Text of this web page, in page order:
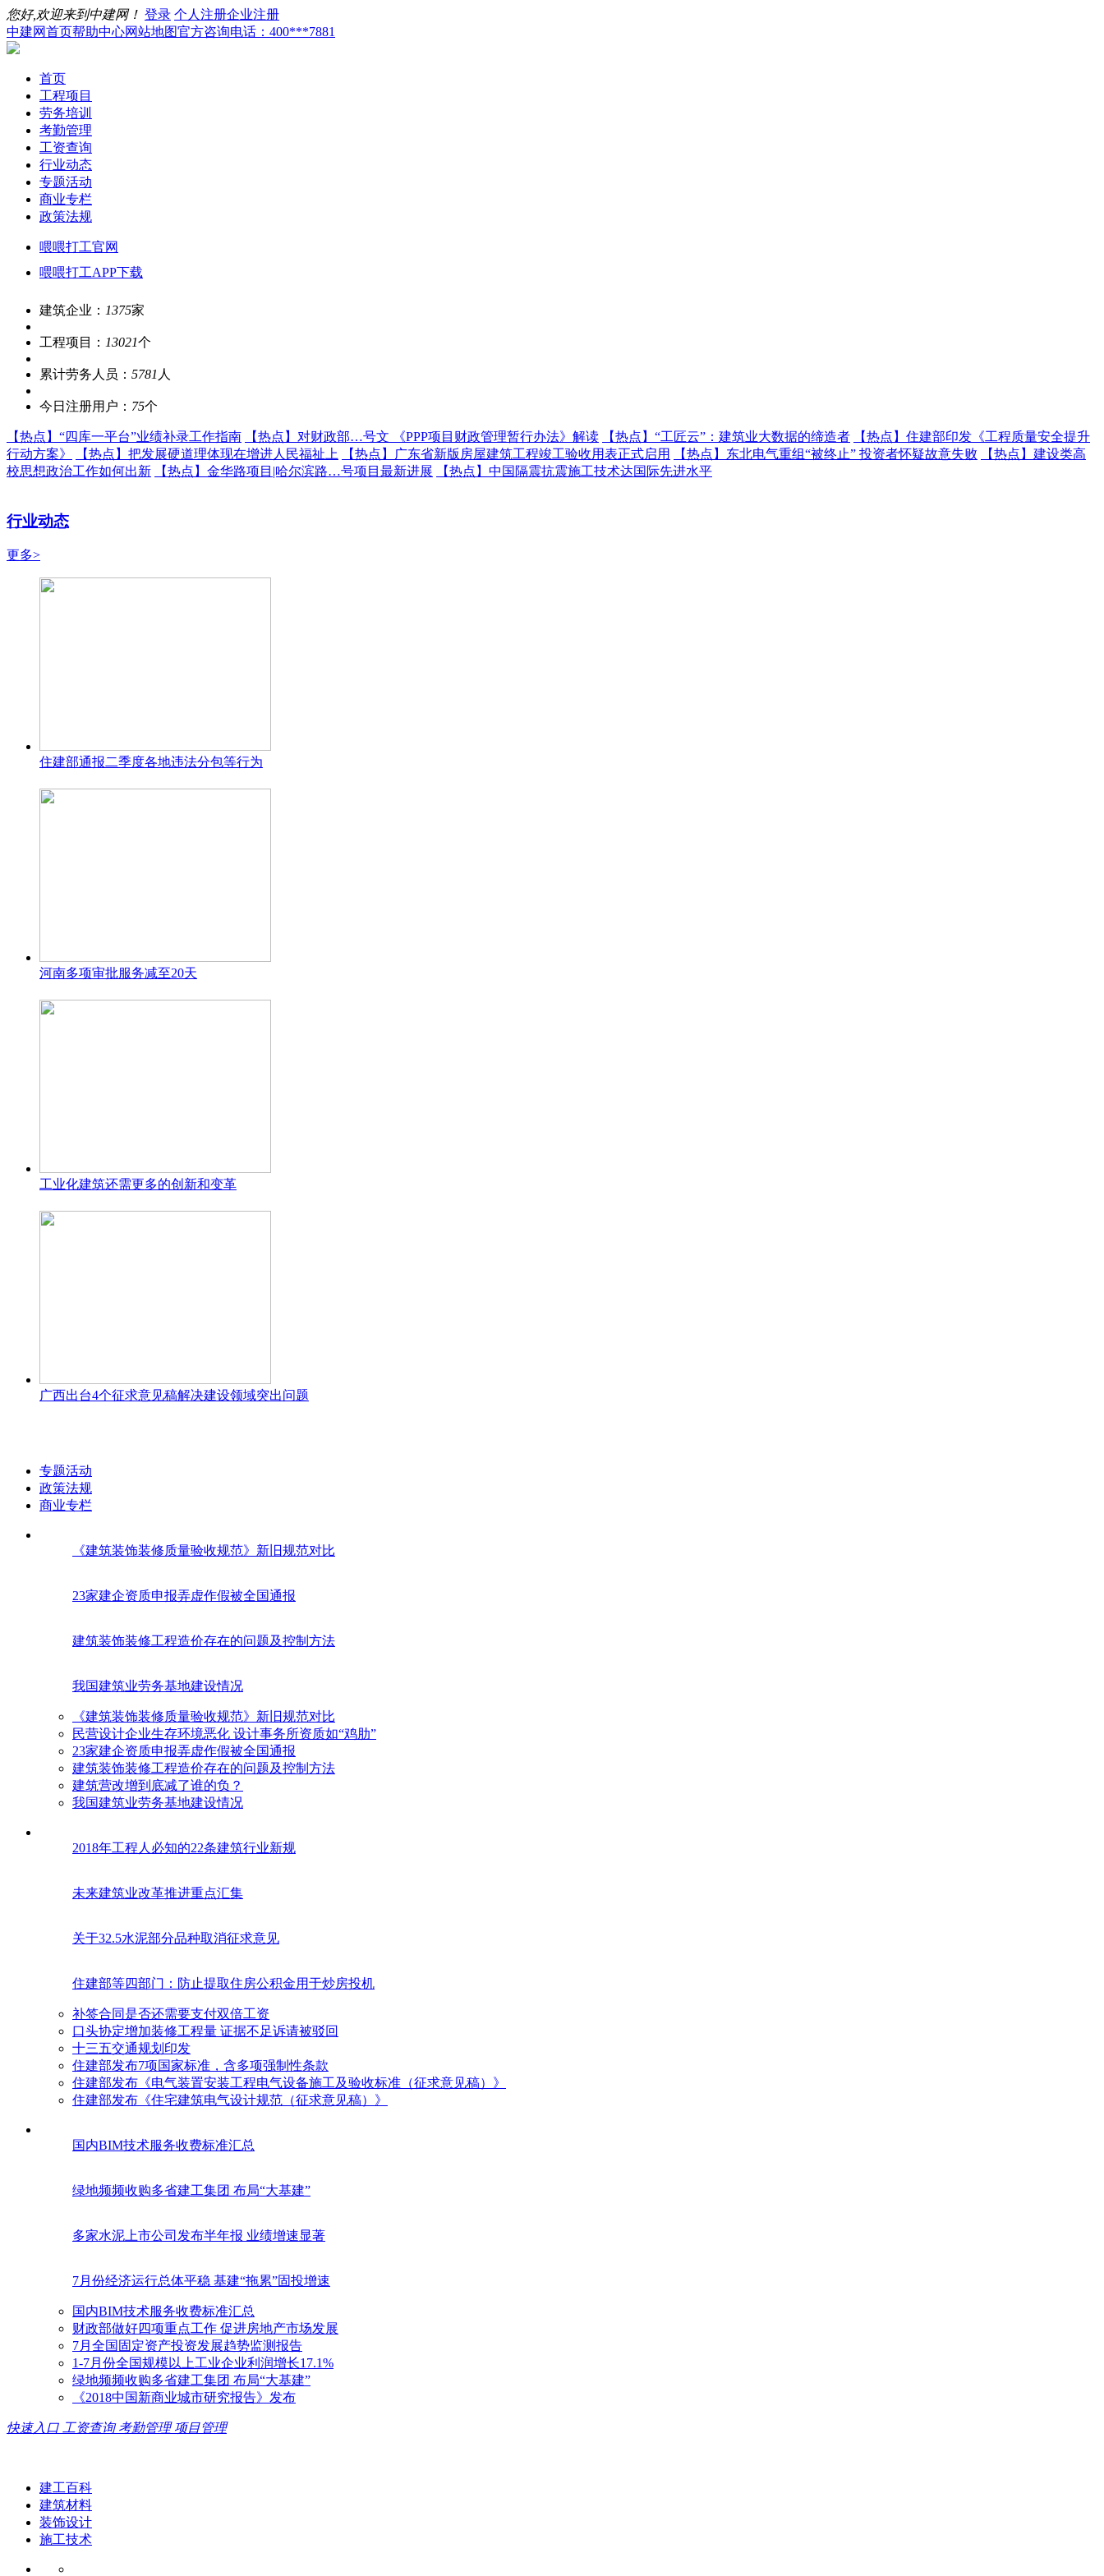
您好,欢迎来到中建网！ 登录 个人注册企业注册
中建网首页帮助中心网站地图官方咨询电话：400***7881
首页
工程项目
劳务培训
考勤管理
工资查询
行业动态
专题活动
商业专栏
政策法规
喂喂打工官网
喂喂打工APP下载
建筑企业： 1375家
工程项目： 13021个
累计劳务人员： 5781 人
今日注册用户： 75个
【热点】 “四库一平台”业绩补录工作指南 【热点】 对财政部…号文 《PPP项目财政管理暂行办法》解读 【热点】 “工匠云”：建筑业大数据的缔造者 【热点】 住建部印发《工程质量安全提升
行动方案》
【热点】 把发展硬道理体现在增进人民福祉上 【热点】 广东省新版房屋建筑工程竣工验收用表正式启用 【热点】 东北电气重组“被终止” 投资者怀疑故意失败 【热点】 建设类高
校思想政治工作如何出新
【热点】 金华路项目|哈尔滨路…号项目最新进展 【热点】 中国隔震抗震施工技术达国际先进水平
行业动态
更多>
住建部通报二季度各地违法分包等行为
河南多项审批服务减至20天
工业化建筑还需更多的创新和变革
广西出台4个征求意见稿解决建设领域突出问题
专题活动
政策法规
商业专栏
《建筑装饰装修质量验收规范》新旧规范对比
23家建企资质申报弄虚作假被全国通报
建筑装饰装修工程造价存在的问题及控制方法
我国建筑业劳务基地建设情况
《建筑装饰装修质量验收规范》新旧规范对比
民营设计企业生存环境恶化 设计事务所资质如“鸡肋”
23家建企资质申报弄虚作假被全国通报
建筑装饰装修工程造价存在的问题及控制方法
建筑营改增到底减了谁的负？
我国建筑业劳务基地建设情况
2018年工程人必知的22条建筑行业新规
未来建筑业改革推进重点汇集
关于32.5水泥部分品种取消征求意见
住建部等四部门：防止提取住房公积金用于炒房投机
补签合同是否还需要支付双倍工资
口头协定增加装修工程量 证据不足诉请被驳回
十三五交通规划印发
住建部发布7项国家标准，含多项强制性条款
住建部发布《电气装置安装工程电气设备施工及验收标准（征求意见稿）》
住建部发布《住宅建筑电气设计规范（征求意见稿）》
国内BIM技术服务收费标准汇总
绿地频频收购多省建工集团 布局“大基建”
多家水泥上市公司发布半年报 业绩增速显著
7月份经济运行总体平稳 基建“拖累”固投增速
国内BIM技术服务收费标准汇总
财政部做好四项重点工作 促进房地产市场发展
7月全国固定资产投资发展趋势监测报告
1-7月份全国规模以上工业企业利润增长17.1%
绿地频频收购多省建工集团 布局“大基建”
《2018中国新商业城市研究报告》发布
快速入口 工资查询 考勤管理 项目管理
建工百科
建筑材料
装饰设计
施工技术